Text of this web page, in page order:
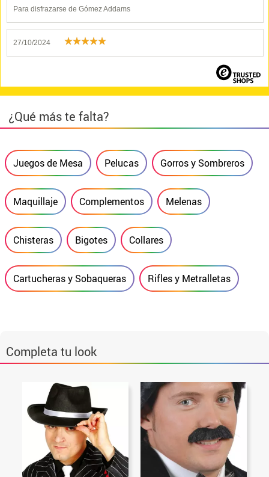
Para disfrazarse de Gómez Addams
27/10/2024
¿Qué más te falta?
Juegos de Mesa Pelucas Gorros y Sombreros
Maquillaje Complementos Melenas
Chisteras Bigotes Collares
Cartucheras y Sobaqueras Rifles y Metralletas
Completa tu look